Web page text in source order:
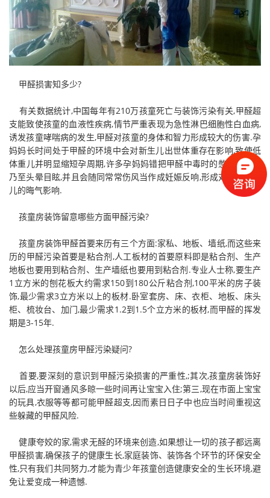
甲醛损害知多少?
有关数据统计,中国每年有210万孩童死亡与装饰污染有关,甲醛超
支能致使孩童的血液性疾病,情节严重表现为急性淋巴细胞性白血病,
诱发孩童哮喘病的发生,甲醛对孩童的身体和智力形成较大的伤害.孕
妈妈长时间处于甲醛的环境中会对新生儿出世体重存在影响,致使低
体重儿并明显缩短孕周期,许多孕妈妈错把甲醛中毒时的憋闷、厌恶
乃至头晕目眩,并且会随同常常伤风当作成妊娠反响,形成对身体与胎
儿的晦气影响.
孩童房装饰留意哪些方面甲醛污染?
孩童房装饰甲醛首要来历有三个方面:家私、地板、墙纸,而这些来
历的甲醛污染首要是粘合剂,人工板材的首要原料即是粘合剂、生产
地板也要用到粘合剂、生产墙纸也要用到粘合剂.专业人士称,要生产
1立方米的刨花板大约需求150到180公斤粘合剂,100平米的房子装
饰,最少需求3立方米以上的板材.卧室套房、床、衣柜、地板、床头
柜、梳妆台、加门,最少需求1.2到1.5个立方米的板材,而甲醛的挥发
期是3-15年.
怎么处理孩童房甲醛污染疑问?
首要,要深刻的意识到甲醛污染损害的严重性,;其次,孩童房装饰好
以后,应当开窗通风多晾一些时间再让宝宝入住;第三,现在市面上宝宝
的玩具,衣服等等都可能甲醛超支,因而素日日子中也应当时间重视这
些躲藏的甲醛风险.
健康夸姣的家,需求无醛的环境来创造,如果想让一切的孩子都远离
甲醛损害,确保孩子的健康生长,家庭装饰、装饰各个环节的环保安全
性,只有我们共同努力,才能为青少年孩童创造健康安全的生长环境,避
免让爱变成一种遗憾.